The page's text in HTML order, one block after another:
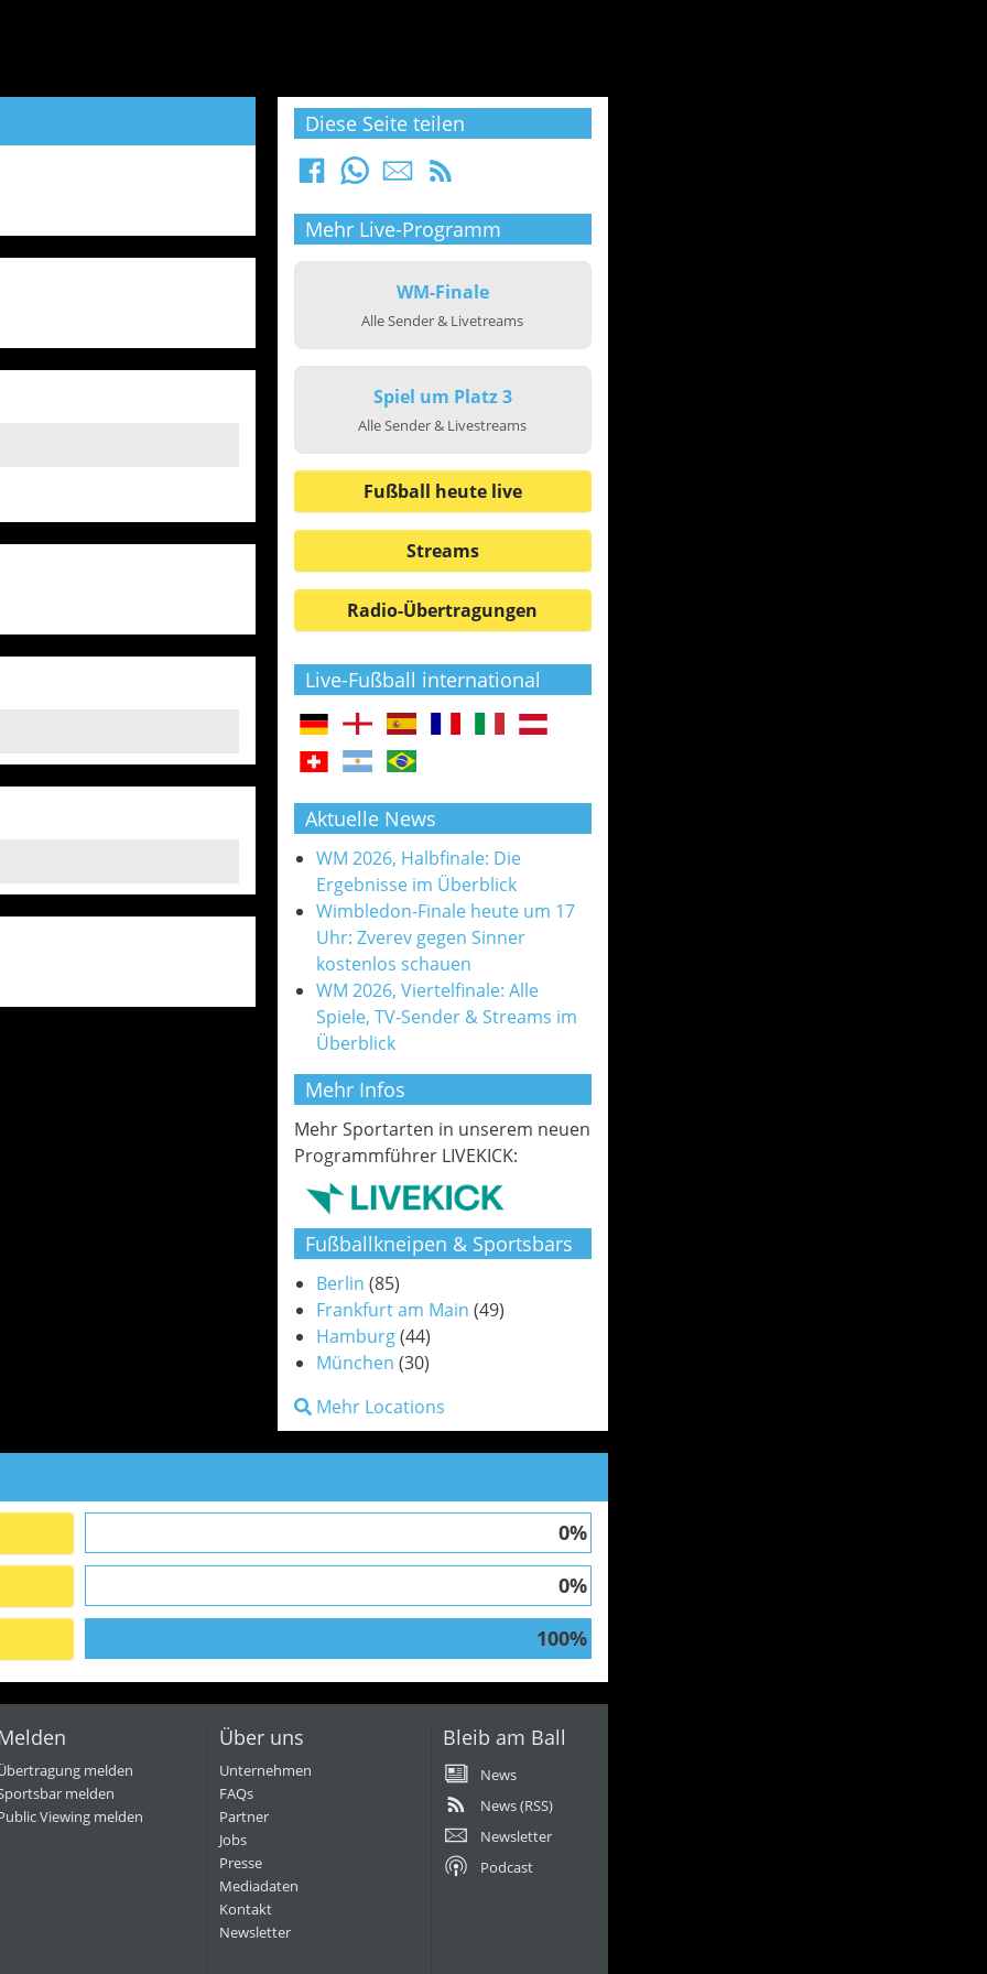
Diese Seite teilen
Mehr Live-Programm
WM-Finale
Alle Sender & Livetreams
Spiel um Platz 3
Alle Sender & Livestreams
Fußball heute live
Streams
Radio-Übertragungen
Live-Fußball international
Aktuelle News
WM 2026, Halbfinale: Die
Ergebnisse im Überblick
Wimbledon-Finale heute um 17
Uhr: Zverev gegen Sinner
kostenlos schauen
WM 2026, Viertelfinale: Alle
Spiele, TV-Sender & Streams im
Überblick
Mehr Infos
Mehr Sportarten in unserem neuen
Programmführer LIVEKICK:
Fußballkneipen & Sportsbars
Berlin (85)
Frankfurt am Main (49)
Hamburg(44)
München (30)
Mehr Locations
0%
0%
100%
melden
melden
Viewing melden
Über uns
Unternehmen
FAQs
Partner
Jobs
Presse
Mediadaten
Kontakt
Newsletter
Bleib am Ball
News
News (RSS)
Newsletter
Podcast